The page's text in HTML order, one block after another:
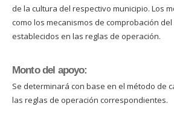
de la cultura del respectivo municipio. Los
como los mecanismos de comprobación
establecidos en las reglas de operación.
Monto del apoyo:
Se determinará con base en el método de
las reglas de operación correspondientes.